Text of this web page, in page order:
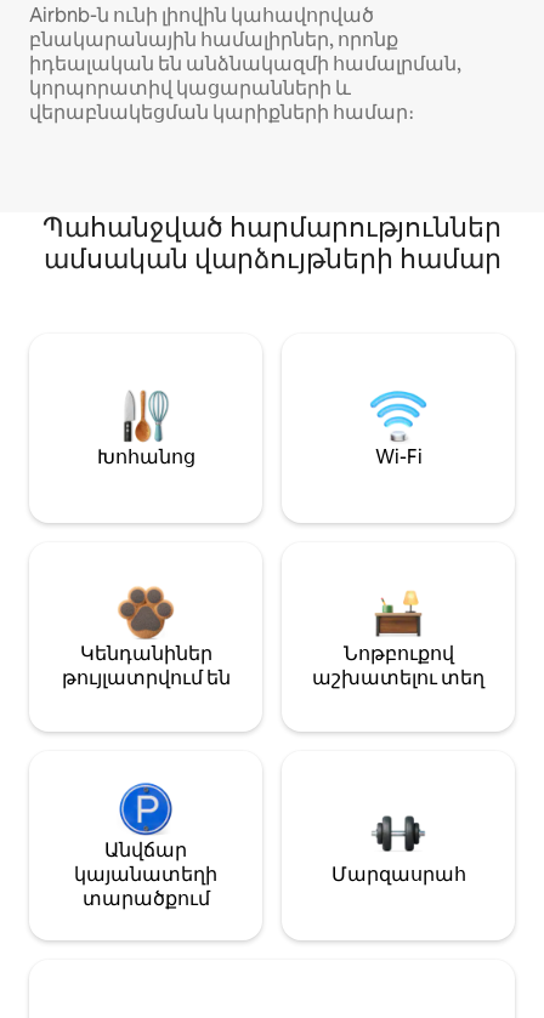
Airbnb-ն ունի լիովին կահավորված
բնակարանային համալիրներ, որոնք
իդեալական են անձնակազմի համալրման,
կորպորատիվ կացարանների և
վերաբնակեցման կարիքների համար։
Պահանջված հարմարություններ
ամսական վարձույթների համար
Խոհանոց Wi-Fi
Կենդանիներ
թույլատրվում են
Նոթբուքով
աշխատելու տեղ
Անվճար
կայանատեղի
տարածքում
Մարզասրահ